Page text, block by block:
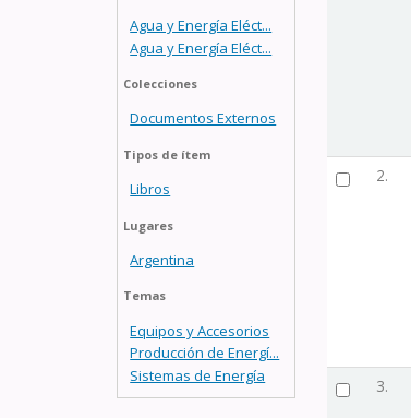
Agua y Energía Eléct...
Agua y Energía Eléct...
Colecciones
Documentos Externos
Tipos de ítem
Libros
Lugares
Argentina
Temas
Equipos y Accesorios
Producción de Energí...
Sistemas de Energía
2.
3.